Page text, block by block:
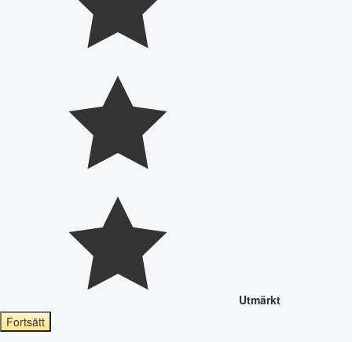
Utmärkt
Fortsätt